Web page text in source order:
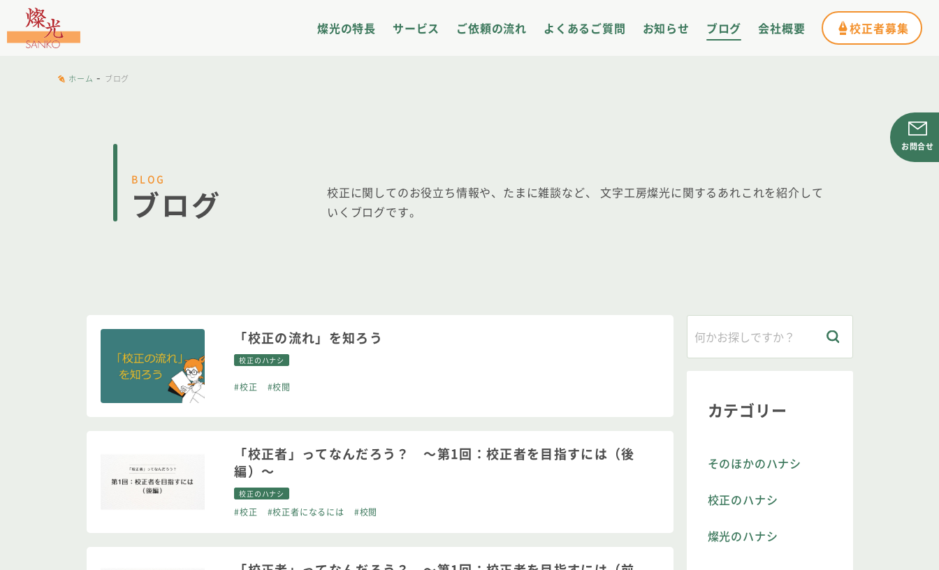
文字工房燦光 燦光の特長 サービス ご依頼の流れ よくあるご質問 お知らせ ブログ 会社概要 校正者募集
ホーム - ブログ
BLOG
ブログ 校正に関してのお役立ち情報や、たまに雑談など、
文字工房燦光に関するあれこれを紹介して
いくブログです。
「校正の流れ」を知ろう
校正のハナシ
#校正 #校閲
「校正者」ってなんだろう？ ～第1回：校正者を目指すには（後
編）～
校正のハナシ
#校正 #校正者になるには #校閲
カテゴリー
そのほかのハナシ
校正のハナシ
燦光のハナシ